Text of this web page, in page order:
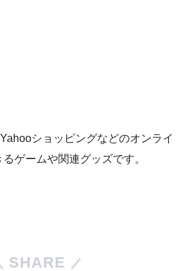
ショッピングなどのオンライ
ゲームや関連グッズです。
SHARE